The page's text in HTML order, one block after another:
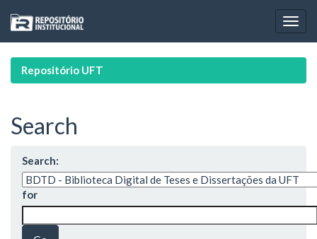
navigation
Repositório UFT
Search
Search:
for